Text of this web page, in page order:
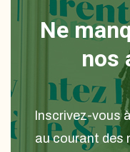
Ne
nos
Inscrivez-vous
au courant des